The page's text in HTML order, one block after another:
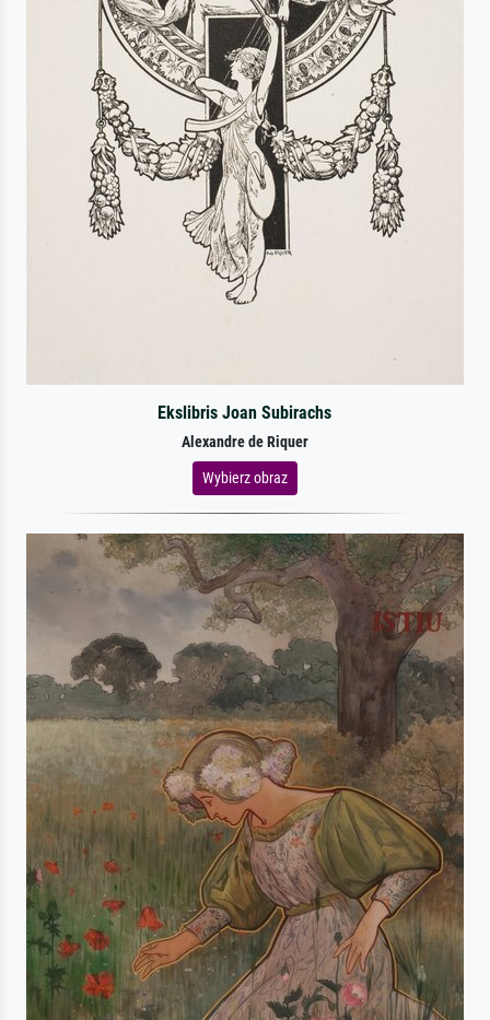
Ekslibris Joan Subirachs
Alexandre de Riquer
Wybierz obraz